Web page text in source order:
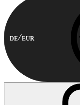
DE EUR